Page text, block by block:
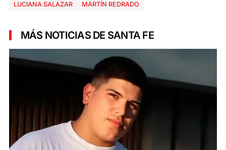
LUCIANA SALAZAR MARTÍN REDRADO
MÁS NOTICIAS DE SANTA FE